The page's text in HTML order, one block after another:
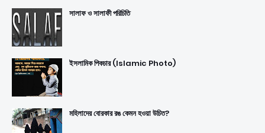
সালাফ ও সালাফী পরিচিতি
ইসলামিক পিকচার (Islamic Photo)
মহিলাদের বোরকার রঙ কেমন হওয়া উচিত?